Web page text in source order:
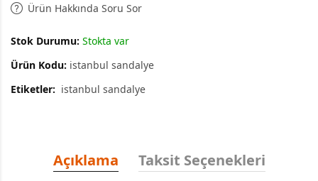
Ürün Hakkında Soru Sor
Stok Durumu: Stokta var
Ürün Kodu: istanbul sandalye
Etiketler: istanbul sandalye
Açıklama
Taksit Seçenekleri